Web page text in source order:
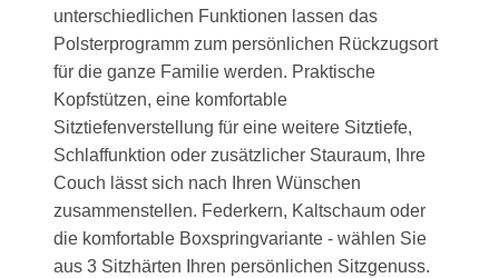
unterschiedlichen Funktionen lassen das
Polsterprogramm zum persönlichen Rückzugsort
für die ganze Familie werden. Praktische
Kopfstützen, eine komfortable
Sitztiefenverstellung für eine weitere Sitztiefe,
Schlaffunktion oder zusätzlicher Stauraum, Ihre
Couch lässt sich nach Ihren Wünschen
zusammenstellen. Federkern, Kaltschaum oder
die komfortable Boxspringvariante - wählen Sie
aus 3 Sitzhärten Ihren persönlichen Sitzgenuss.